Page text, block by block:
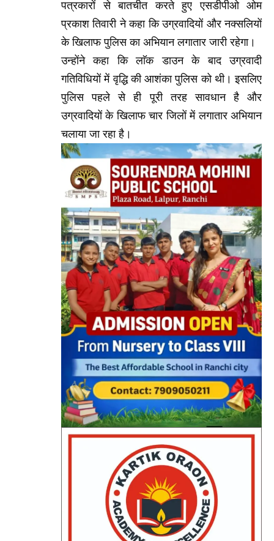
पत्रकारों से बातचीत करते हुए एसडीपीओ ओम
प्रकाश तिवारी ने कहा कि उग्रवादियों और नक्सलियों
के खिलाफ पुलिस का अभियान लगातार जारी रहेगा।
उन्होंने कहा कि लाॅक डाउन के बाद उग्रवादी
गतिविधियों में वृद्धि की आशंका पुलिस को थी। इसलिए
पुलिस पहले से ही पूरी तरह सावधान है और
उग्रवादियों के खिलाफ चार जिलों में लगातार अभियान
चलाया जा रहा है।